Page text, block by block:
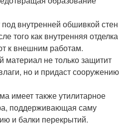
внутренней обшивкой стен
того как внутренняя отделка
к внешним работам.
не только защитит
но и придаст сооружению
имеет также утилитарное
поддерживающая саму
и балки перекрытий.